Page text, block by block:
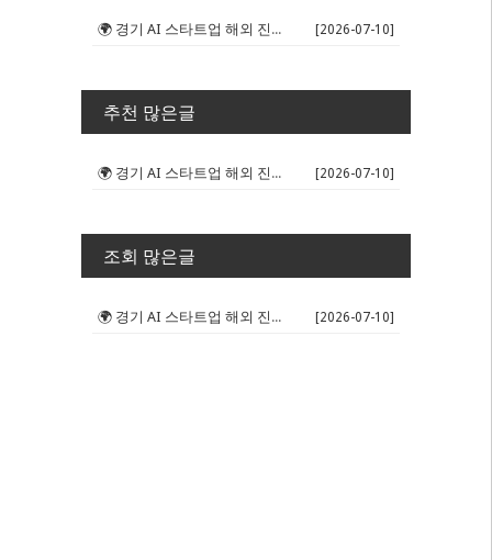
🌍 경기 AI 스타트업 해외 진출 판... [2026-07-10]
추천 많은글
🌍 경기 AI 스타트업 해외 진출 판... [2026-07-10]
조회 많은글
🌍 경기 AI 스타트업 해외 진출 판... [2026-07-10]